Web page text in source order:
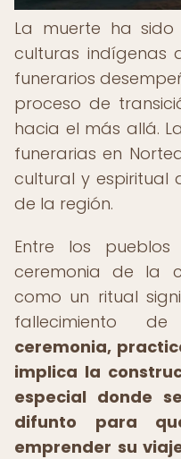
La muerte ha
culturas indígenas
funerarios
proceso de
hacia el más allá.
funerarias en
cultural y espiritual
de la región.
Entre los
ceremonia de la
como un ritual
fallecimiento
ceremonia,
implica la
especial donde
difunto para
emprender su